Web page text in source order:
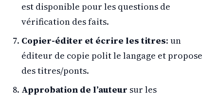
est disponible pour les questions de
vérification des faits.
Copier-éditer et écrire les titres: un
éditeur de copie polit le langage et propose
des titres/ponts.
Approbation de l’auteur sur les